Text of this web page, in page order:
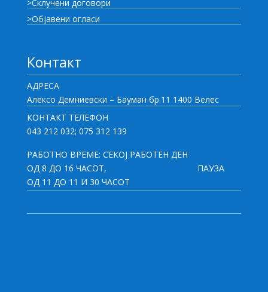
>Склучени договори
>Објавени огласи
Контакт
АДРЕСА
Алексо Демниевски – Бауман бр.11 1400 Велес
КОНТАКТ ТЕЛЕФОН
043 212 032; 075 312 139
РАБОТНО ВРЕМЕ: СЕКОЈ РАБОТЕН ДЕН
ОД 8 ДО 16 ЧАСОТ, ПАУЗА
ОД 11 ДО 11 И 30 ЧАСОТ